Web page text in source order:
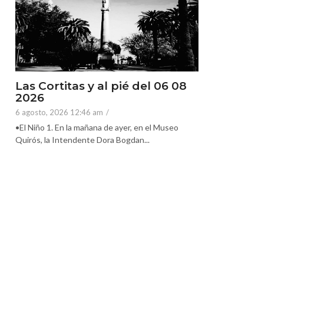
Las Cortitas y al pié del 06 08
2026
6 agosto, 2026 12:46 am /
•El Niño 1. En la mañana de ayer, en el Museo
Quirós, la Intendente Dora Bogdan...